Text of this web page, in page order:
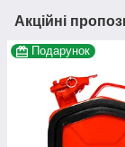
Акційні
Подарунок